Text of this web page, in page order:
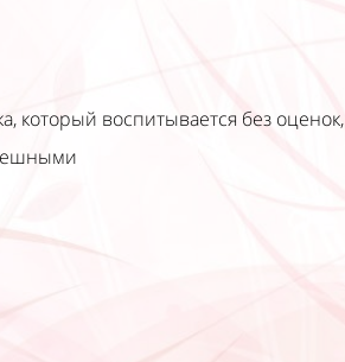
который воспитывается без оценок,